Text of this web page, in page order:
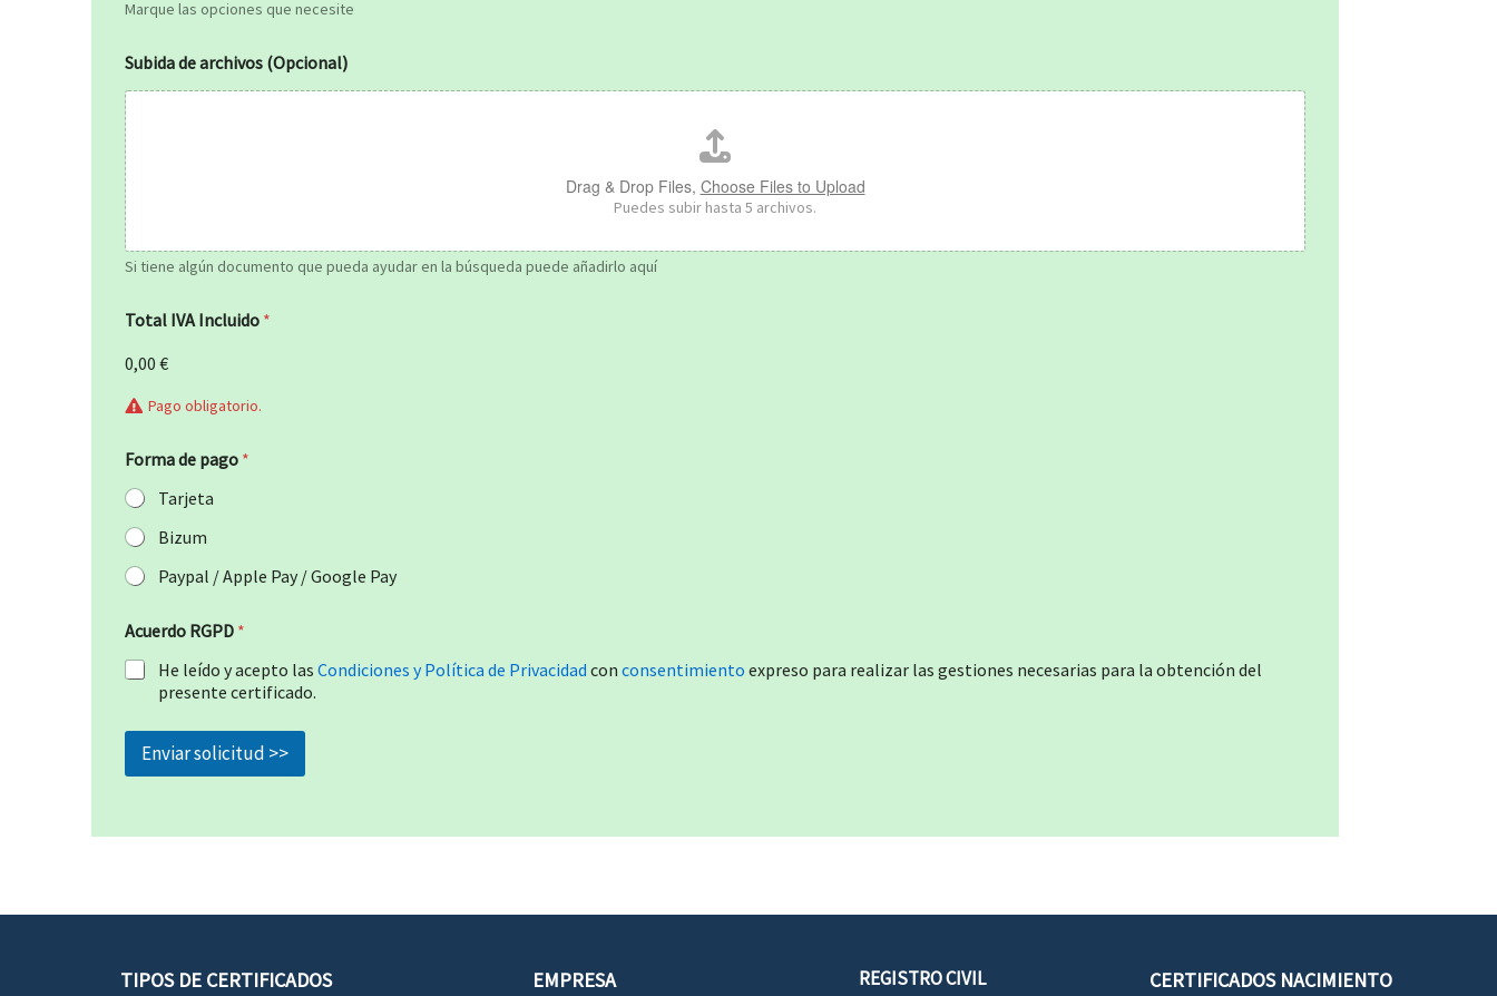
Marque las opciones que necesite
Subida de archivos (Opcional)
Drag & Drop Files, Choose Files to Upload
Puedes subir hasta 5 archivos.
Si tiene algún documento que pueda ayudar en la búsqueda puede añadirlo aquí
Total IVA Incluido *
0,00 €
Pago obligatorio.
Forma de pago *
Tarjeta
Bizum
Paypal / Apple Pay / Google Pay
Acuerdo RGPD *
He leído y acepto las Condiciones y Política de Privacidad con consentimiento expreso para realizar las gestiones necesarias para la obtención del
presente certificado.
Enviar solicitud >>
TIPOS DE CERTIFICADOS EMPRESA REGISTRO CIVIL CERTIFICADOS NACIMIENTO